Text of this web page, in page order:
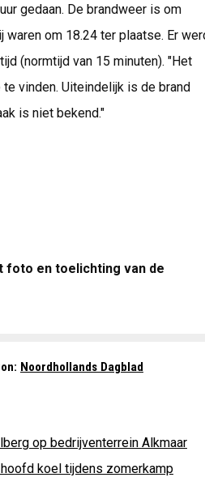
gedaan. De brandweer is om
waren om 18.24 ter plaatse. Er
(normtijd van 15 minuten). "Het
vinden. Uiteindelijk is de brand
is niet bekend."
foto en toelichting van de
Noordhollands Dagblad
op bedrijventerrein Alkmaar
koel tijdens zomerkamp